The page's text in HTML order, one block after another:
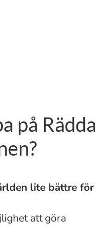
på Rädda
lite bättre för
att göra